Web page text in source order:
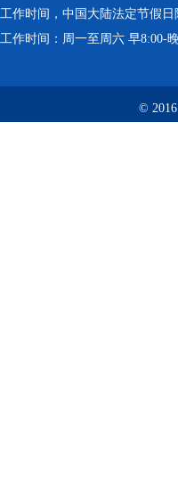
工作时间，中国大陆法定节假日
工作时间：周一至周六 早8:00-
©